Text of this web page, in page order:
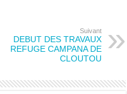
Suivant
DEBUT DES TRAVAUX
REFUGE CAMPANA DE
CLOUTOU